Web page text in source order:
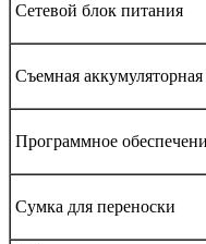
Сетевой блок питания
Съемная аккумуляторная
Программное
Сумка для переноски